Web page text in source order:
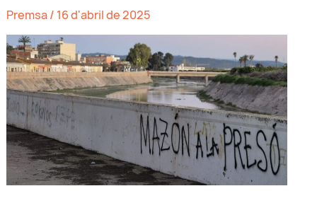
l’IES
sense
actuacions
antiinundacions
Premsa/ 16 d'abril de 2025